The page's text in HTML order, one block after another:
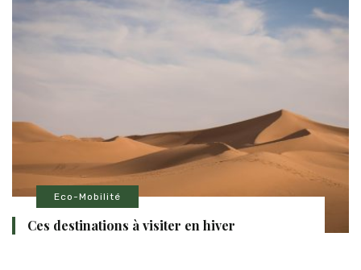
Eco-Mobilité
Ces destinations à visiter en hiver